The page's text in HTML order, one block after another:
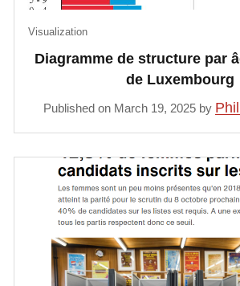
Diagramme de structure par
de Luxembourg
Visualization
Published on March 19, 2025 by